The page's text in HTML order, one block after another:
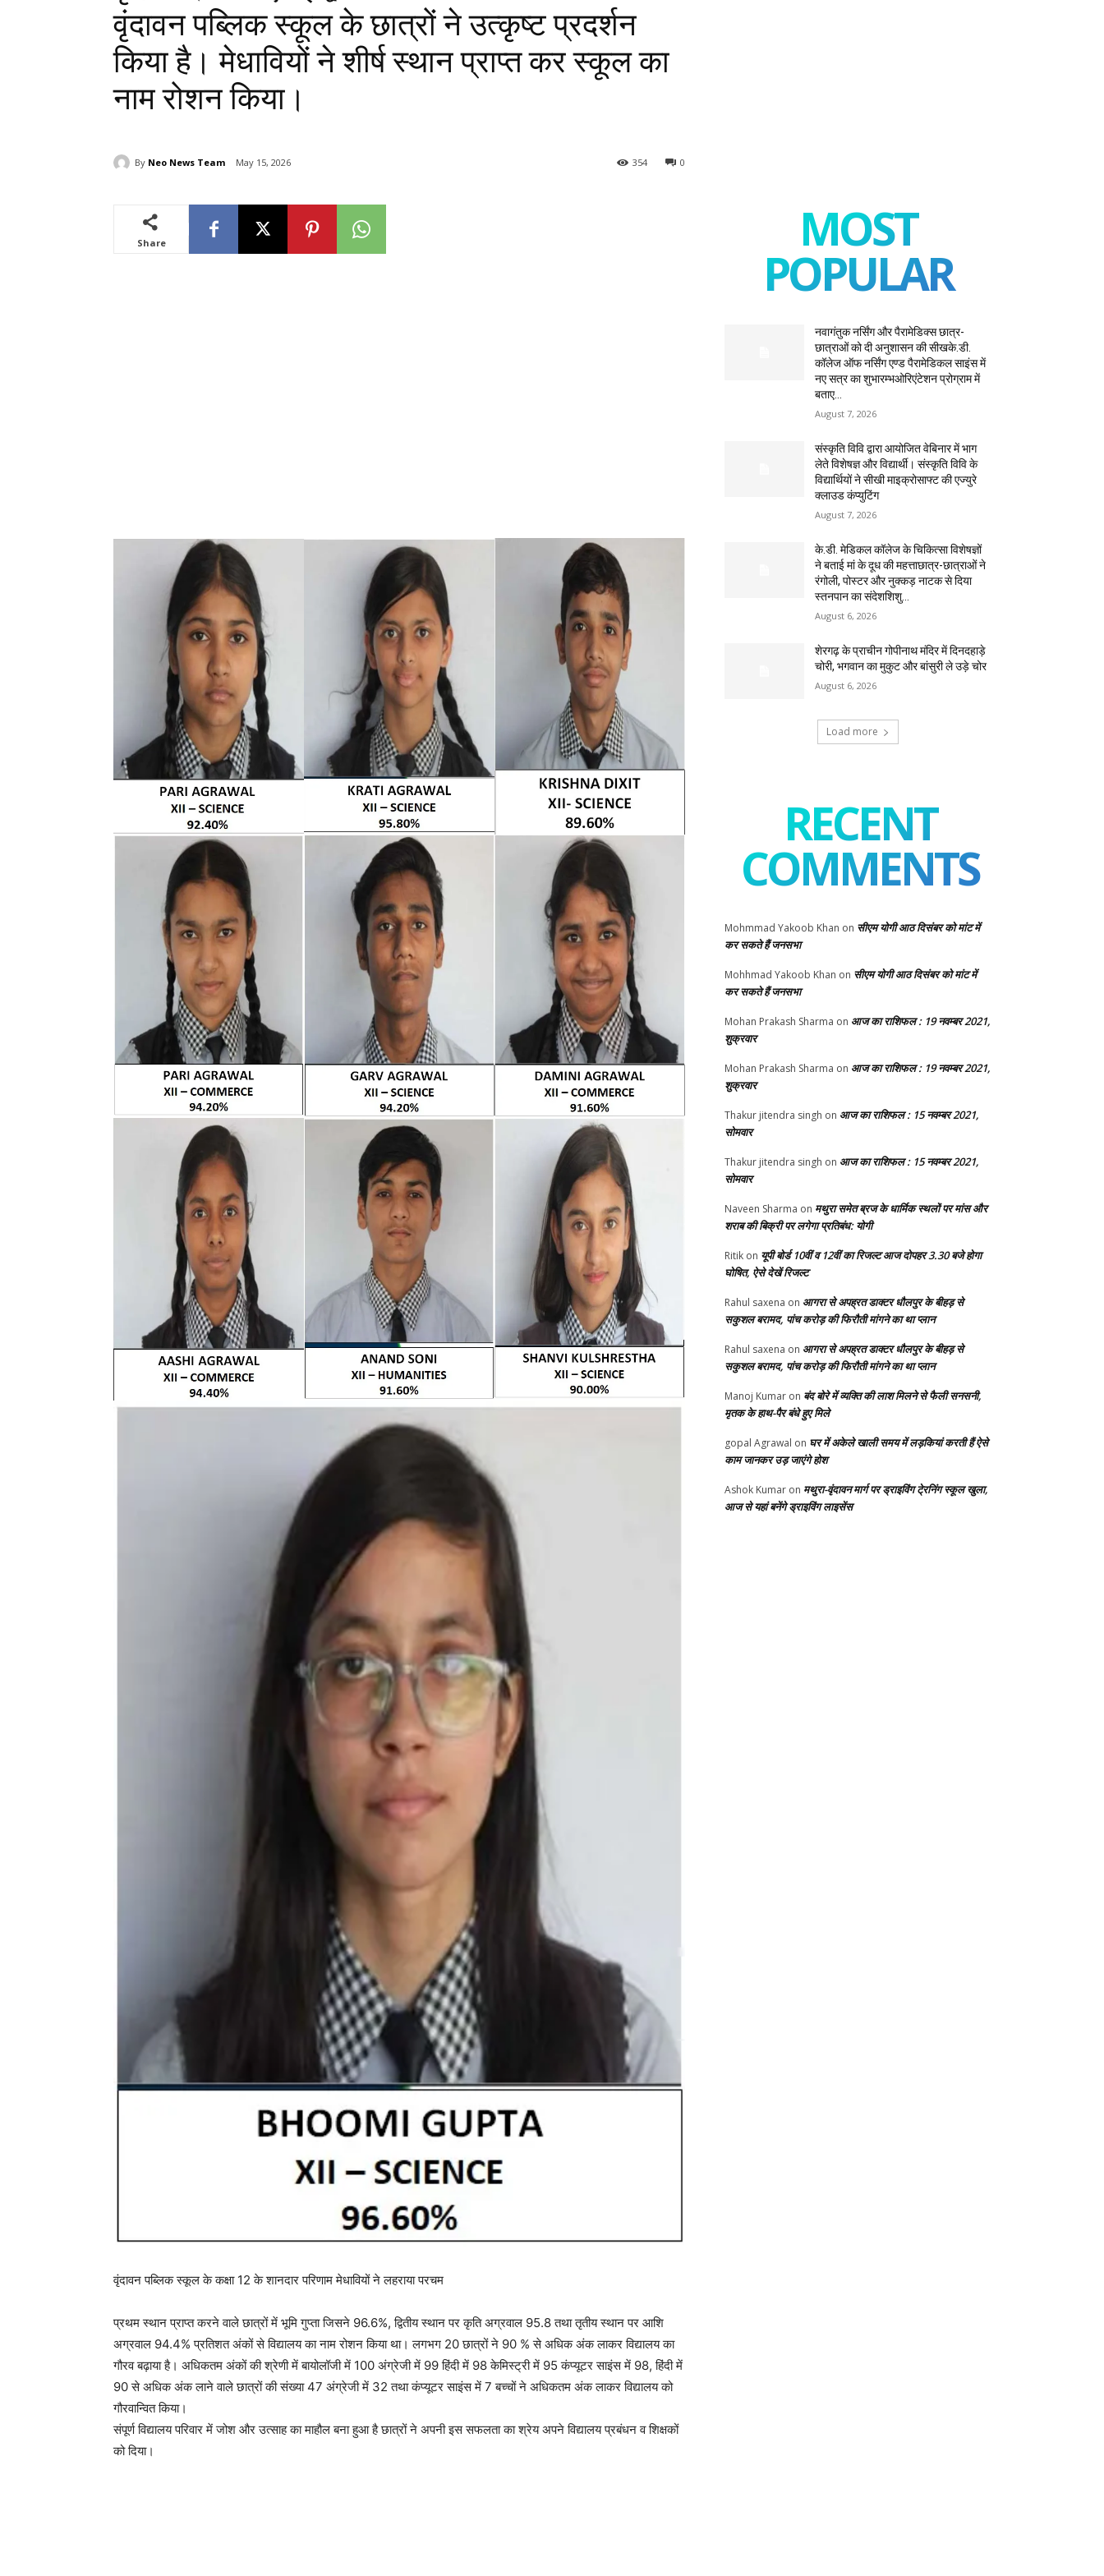
वृंदावन पब्लिक स्कूल के छात्रों ने उत्कृष्ट प्रदर्शन
किया है। मेधावियों ने शीर्ष स्थान प्राप्त कर स्कूल का
नाम रोशन किया।
By Neo News Team May 15, 2026 0
354
Share
वृंदावन पब्लिक स्कूल के कक्षा 12 के शानदार परिणाम मेधावियों ने लहराया परचम
प्रथम स्थान प्राप्त करने वाले छात्रों में भूमि गुप्ता जिसने 96.6%, द्वितीय स्थान पर कृति अग्रवाल 95.8 तथा तृतीय स्थान पर आशि
अग्रवाल 94.4% प्रतिशत अंकों से विद्यालय का नाम रोशन किया था। लगभग 20 छात्रों ने 90 % से अधिक अंक लाकर विद्यालय का
गौरव बढ़ाया है। अधिकतम अंकों की श्रेणी में बायोलॉजी में 100 अंग्रेजी में 99 हिंदी में 98 केमिस्ट्री में 95 कंप्यूटर साइंस में 98, हिंदी में
90 से अधिक अंक लाने वाले छात्रों की संख्या 47 अंग्रेजी में 32 तथा कंप्यूटर साइंस में 7 बच्चों ने अधिकतम अंक लाकर विद्यालय को
गौरवान्वित किया।
संपूर्ण विद्यालय परिवार में जोश और उत्साह का माहौल बना हुआ है छात्रों ने अपनी इस सफलता का श्रेय अपने विद्यालय प्रबंधन व शिक्षकों
को दिया।
MOST
POPULAR
नवागंतुक नर्सिंग और पैरामेडिक्स छात्र-
छात्राओं को दी अनुशासन की सीखके.डी.
कॉलेज ऑफ नर्सिंग एण्ड पैरामेडिकल साइंस में
नए सत्र का शुभारम्भओरिएंटेशन प्रोग्राम में
बताए...
August 7, 2026
संस्कृति विवि द्वारा आयोजित वेबिनार में भाग
लेते विशेषज्ञ और विद्यार्थी। संस्कृति विवि के
विद्यार्थियों ने सीखी माइक्रोसाफ्ट की एज्युरे
क्लाउड कंप्युटिंग
August 7, 2026
के.डी. मेडिकल कॉलेज के चिकित्सा विशेषज्ञों
ने बताई मां के दूध की महत्ताछात्र-छात्राओं ने
रंगोली, पोस्टर और नुक्कड़ नाटक से दिया
स्तनपान का संदेशशिशु...
August 6, 2026
शेरगढ़ के प्राचीन गोपीनाथ मंदिर में दिनदहाड़े
चोरी, भगवान का मुकुट और बांसुरी ले उड़े चोर
August 6, 2026
Load more
RECENT
COMMENTS
Mohmmad Yakoob Khan on सीएम योगी आठ दिसंबर को मांट में
कर सकते हैं जनसभा
Mohhmad Yakoob Khan on सीएम योगी आठ दिसंबर को मांट में
कर सकते हैं जनसभा
Mohan Prakash Sharma on आज का राशिफल : 19 नवम्बर 2021,
शुक्रवार
Mohan Prakash Sharma on आज का राशिफल : 19 नवम्बर 2021,
शुक्रवार
Thakur jitendra singh on आज का राशिफल : 15 नवम्बर 2021,
सोमवार
Thakur jitendra singh on आज का राशिफल : 15 नवम्बर 2021,
सोमवार
Naveen Sharma on मथुरा समेत ब्रज के धार्मिक स्थलों पर मांस और
शराब की बिक्री पर लगेगा प्रतिबंध: योगी
Ritik on यूपी बोर्ड 10वीं व 12वीं का रिजल्ट आज दोपहर 3.30 बजे होगा
घोषित, ऐसे देखें रिजल्ट
Rahul saxena on आगरा से अपह्रत डाक्टर धौलपुर के बीहड़ से
सकुशल बरामद, पांच करोड़ की फिरौती मांगने का था प्लान
Rahul saxena on आगरा से अपह्रत डाक्टर धौलपुर के बीहड़ से
सकुशल बरामद, पांच करोड़ की फिरौती मांगने का था प्लान
Manoj Kumar on बंद बोरे में व्यक्ति की लाश मिलने से फैली सनसनी,
मृतक के हाथ-पैर बंधे हुए मिले
gopal Agrawal on घर में अकेले खाली समय में लड़कियां करती हैं ऐसे
काम जानकर उड़ जाएंगे होश
Ashok Kumar on मथुरा-वृंदावन मार्ग पर ड्राइविंग टे्रनिंग स्कूल खुला,
आज से यहां बनेंगे ड्राइविंग लाइसेंस